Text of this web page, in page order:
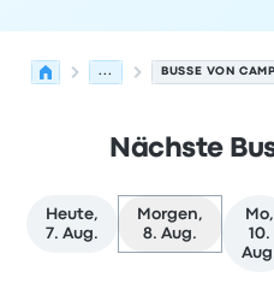
... BUSSE VON
Nächste
Heute,
7. Aug.
Morgen,
8. Aug.
Mo,
10.